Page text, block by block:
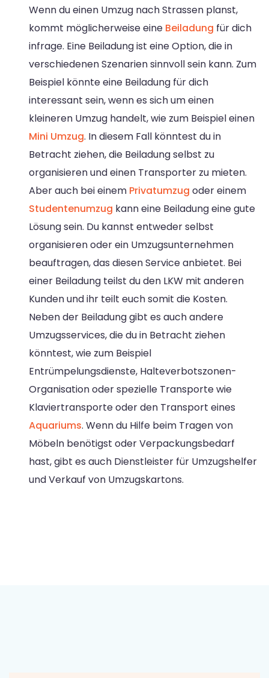
Wenn du einen Umzug nach Strassen planst,
kommt möglicherweise eine Beiladung für dich
infrage. Eine Beiladung ist eine Option, die in
verschiedenen Szenarien sinnvoll sein kann. Zum
Beispiel könnte eine Beiladung für dich
interessant sein, wenn es sich um einen
kleineren Umzug handelt, wie zum Beispiel einen
Mini Umzug. In diesem Fall könntest du in
Betracht ziehen, die Beiladung selbst zu
organisieren und einen Transporter zu mieten.
Aber auch bei einem Privatumzug oder einem
Studentenumzug kann eine Beiladung eine gute
Lösung sein. Du kannst entweder selbst
organisieren oder ein Umzugsunternehmen
beauftragen, das diesen Service anbietet. Bei
einer Beiladung teilst du den LKW mit anderen
Kunden und ihr teilt euch somit die Kosten.
Neben der Beiladung gibt es auch andere
Umzugsservices, die du in Betracht ziehen
könntest, wie zum Beispiel
Entrümpelungsdienste, Halteverbotszonen-
Organisation oder spezielle Transporte wie
Klaviertransporte oder den Transport eines
Aquariums. Wenn du Hilfe beim Tragen von
Möbeln benötigst oder Verpackungsbedarf
hast, gibt es auch Dienstleister für Umzugshelfer
und Verkauf von Umzugskartons.